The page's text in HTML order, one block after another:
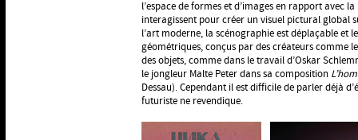
l’espace de formes et d’images en rapport avec
interagissent pour créer un visuel pictural global
l’art moderne, la scénographie est déplaçable et
géométriques, conçus par des créateurs comme
des objets, comme dans le travail d’Oskar
le jongleur Malte Peter dans sa composition
Dessau). Cependant il est difficile de parler déjà
futuriste ne revendique.